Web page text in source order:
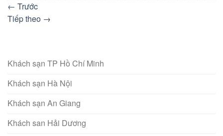
← Trước
Tiếp theo →
Khách sạn TP Hồ Chí Minh
Khách sạn Hà Nội
Khách sạn An Giang
Khách san Hải Dương